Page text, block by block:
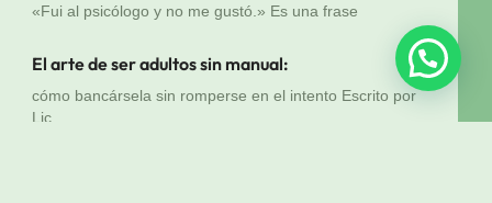
«Fui al psicólogo y no me gustó.» Es una frase
El arte de ser adultos sin manual:
cómo bancársela sin romperse en el intento Escrito por
Lic.